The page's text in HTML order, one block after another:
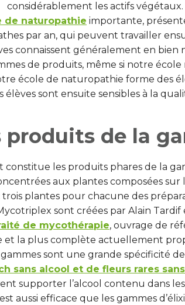
considérablement les actifs végétaux.
de naturopathie importante,
par an, qui peuvent travailler
connaissent généralement en
de produits, même si notre école
école de naturopathie forme des
élèves sont ensuite sensibles à la
de la
constitue les produits phares de la
aux plantes composées sur
trois plantes pour chacune des
sont créées par Alain
de mycothérapie, ouvrage de
la plus complète actuellement
sont une grande spécificité
sans alcool et de fleurs rares
supporter l’alcool contenu dans
aussi efficace que les gammes